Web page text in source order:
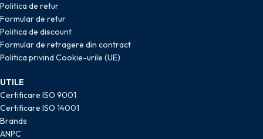
Politica de retur
Formular de retur
Politica de discount
Formular de retragere din contract
Politica privind Cookie-urile (UE)
UTILE
Certificare ISO 9001
Certificare ISO 14001
Brands
ANPC